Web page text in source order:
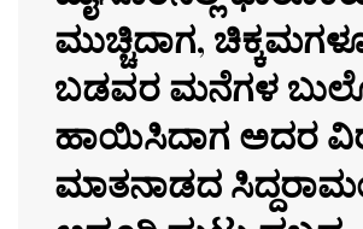
ಮುಚ್ಚಿದಾಗ,
ಬಡವರ ಮನೆಗಳ
ಹಾಯಿಸಿದಾಗ ಅದರ
ಮಾತನಾಡದ